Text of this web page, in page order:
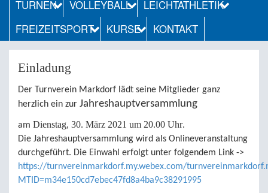
TURNEN
VOLLEYBALL
LEICHTATHLETIK
FREIZEITSPORT
KURSE KONTAKT
Einladung
Der Turnverein Markdorf lädt seine Mitglieder ganz
herzlich ein zur Jahreshauptversammlung
am Dienstag, 30. März 2021 um 20.00 Uhr.
Die Jahreshauptversammlung wird als Onlineveranstaltung
durchgeführt. Die Einwahl erfolgt unter folgendem Link ->
https://turnvereinmarkdorf.my.webex.com/
MTID=m34e150cd7ebec47fd8a4ba9c38291995